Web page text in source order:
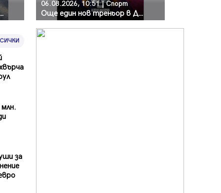
„Бела вода“ до кв. „Църква“
06.08.2026, 10:51 | Спорт
Още един нов треньор в Детско-юношеската школа на „Струмска слава“
за